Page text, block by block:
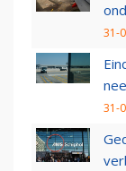
31-
31-